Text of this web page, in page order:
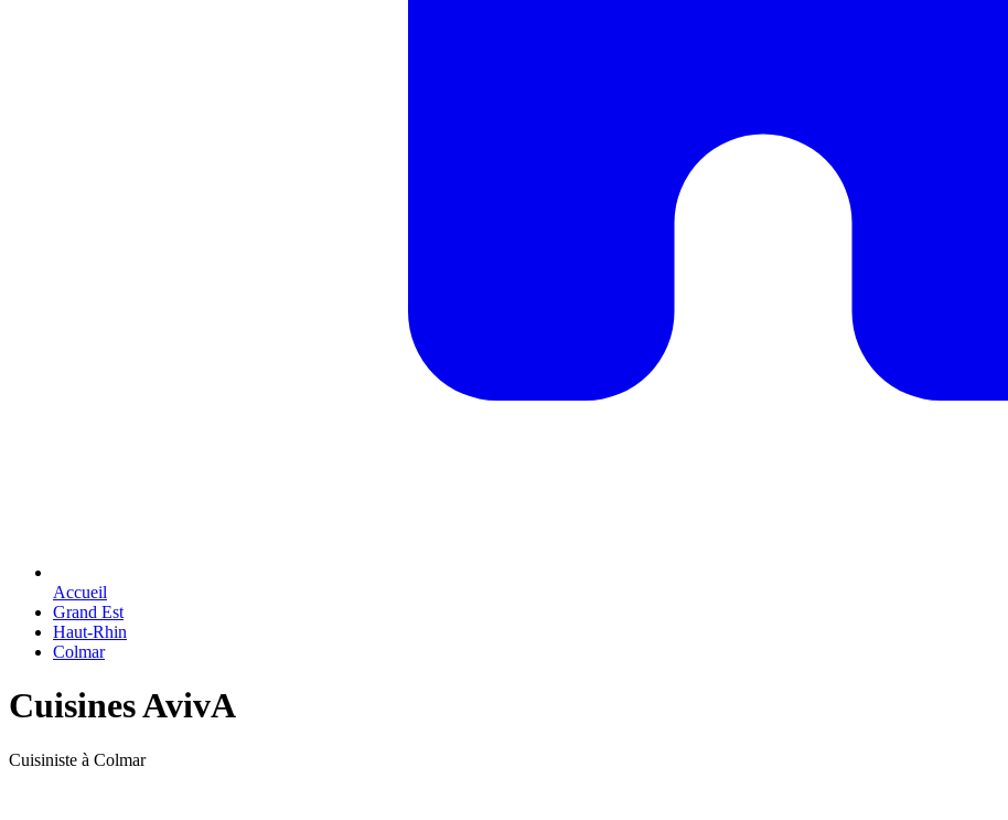
Accueil
Grand Est
Haut-Rhin
Colmar
Cuisines AvivA
Cuisiniste à Colmar